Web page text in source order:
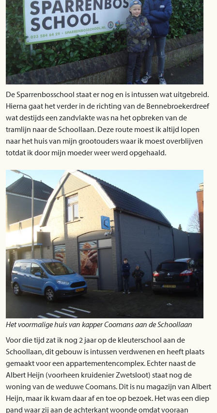
De Sparrenbosschool staat er nog en is intussen wat uitgebreid.
Hierna gaat het verder in de richting van de Bennebroekerdreef
wat destijds een zandvlakte was na het opbreken van de
tramlijn naar de Schoollaan. Deze route moest ik altijd lopen
naar het huis van mijn grootouders waar ik moest overblijven
totdat ik door mijn moeder weer werd opgehaald.
Het voormalige huis van kapper Coomans aan de Schoollaan
Voor die tijd zat ik nog 2 jaar op de kleuterschool aan de
Schoollaan, dit gebouw is intussen verdwenen en heeft plaats
gemaakt voor een appartementencomplex. Echter naast de
Albert Heijn (voorheen kruidenier Zwetsloot) staat nog de
woning van de weduwe Coomans. Dit is nu magazijn van Albert
Heijn, maar ik kwam daar af en toe op bezoek. Het was een diep
pand waar zij aan de achterkant woonde omdat vooraan